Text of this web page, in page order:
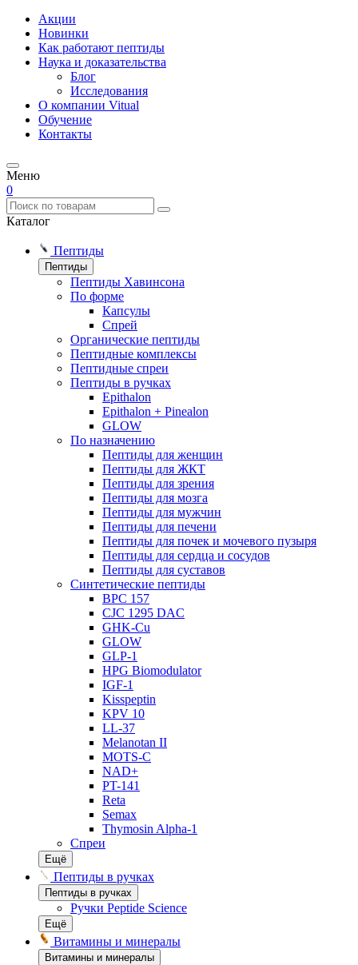
Акции
Новинки
Как работают пептиды
Наука и доказательства
Блог
Исследования
О компании Vitual
Обучение
Контакты
Меню
0
Каталог
Пептиды
Пептиды
Пептиды Хавинсона
По форме
Капсулы
Спрей
Органические пептиды
Пептидные комплексы
Пептидные спреи
Пептиды в ручках
Epithalon
Epithalon + Pinealon
GLOW
По назначению
Пептиды для женщин
Пептиды для ЖКТ
Пептиды для зрения
Пептиды для мозга
Пептиды для мужчин
Пептиды для печени
Пептиды для почек и мочевого пузыря
Пептиды для сердца и сосудов
Пептиды для суставов
Синтетические пептиды
BPC 157
CJC 1295 DAC
GHK-Cu
GLOW
GLP-1
HPG Biomodulator
IGF-1
Kisspeptin
KPV 10
LL-37
Melanotan II
MOTS-C
NAD+
PT-141
Reta
Semax
Thymosin Alpha-1
Спреи
Ещё
Пептиды в ручках
Пептиды в ручках
Ручки Peptide Science
Ещё
Витамины и минералы
Витамины и минералы